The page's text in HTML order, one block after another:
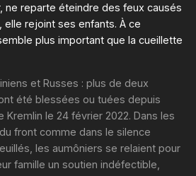
ne reparte éteindre des feux causés
elle rejoint ses enfants. À ce
plus important que la cueillette
et Russes : plus de deux
été blessées ou tuées depuis
le 24 février 2022. Dans les
front comme dans le silence
les aumôniers se relaient pour
famille un soutien indéfectible,